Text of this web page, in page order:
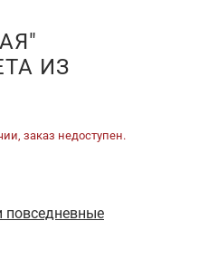
ИЗ
заказ недоступен.
повседневные